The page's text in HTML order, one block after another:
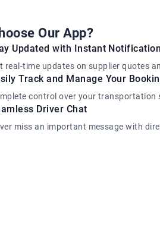
Our App?
Updated with Instant
real-time updates on supplier quotes
Track and Manage Your
control over your transportation
Driver Chat
miss an important message with